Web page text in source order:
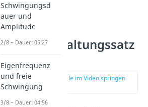
Übung:
Energieerhaltungssatz
anwenden
zur Stelle im Video springen
Schwingungsd
auer und
Amplitude
2/8 – Dauer: 05:27
Eigenfrequenz
und freie
Schwingung
3/8 – Dauer: 04:56